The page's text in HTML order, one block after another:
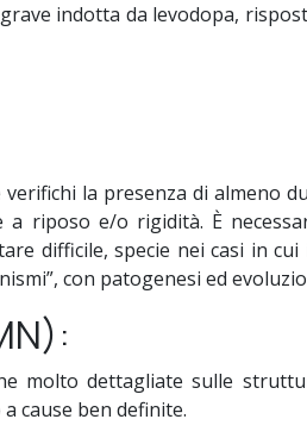
indotta da levodopa,
la presenza di almeno
riposo e/o rigidità. È
difficile, specie nei casi in
con patogenesi ed
molto dettagliate sulle
cause ben definite.